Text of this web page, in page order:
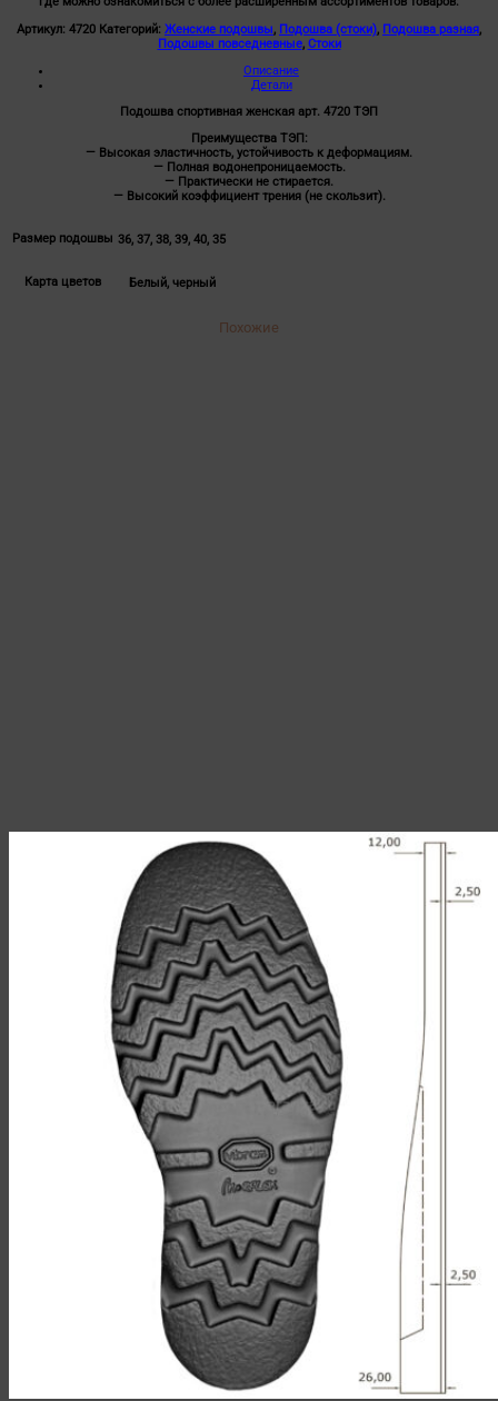
Артикул: 4720 Категорий: Женские подошвы, Подошва (стоки), Подошва разная,
Подошвы повседневные, Стоки
Описание
Детали
Подошва спортивная женская арт. 4720 ТЭП
Преимущества ТЭП:
— Высокая эластичность, устойчивость к деформациям.
— Полная водонепроницаемость.
— Практически не стирается.
— Высокий коэффициент трения (не скользит).
Размер подошвы 36, 37, 38, 39, 40, 35
Карта цветов Белый, черный
Похожие